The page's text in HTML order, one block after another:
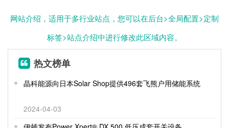
网站介绍，适用于多行业站点，您可以在后台>全局配置>定制
标签>站点介绍中进行修改此区域内容。
热文榜单
晶科能源向日本Solar Shop提供496套飞熊户用储能系统
2024-04-03